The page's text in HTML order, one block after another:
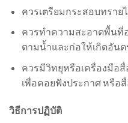
ควรเตรียมกระสอบทราย
ควรทำความสะอาดพื้นที่
ตามน้ำและก่อให้เกิดอันต
ควรมีวิทยุหรือเครื่องมือ
เพื่อคอยฟังประกาศ หรือ
วิธีการปฏิบัติ